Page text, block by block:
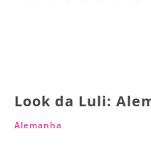
Look da Luli:
Alemanha